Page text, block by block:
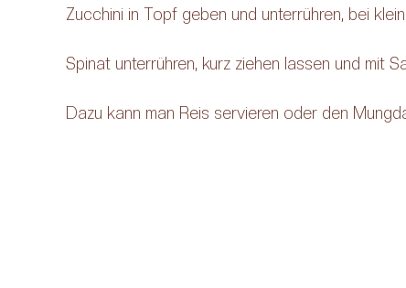
Zucchini in Topf geben und unterrühren, bei
Spinat unterrühren, kurz ziehen lassen und mit
Dazu kann man Reis servieren oder den